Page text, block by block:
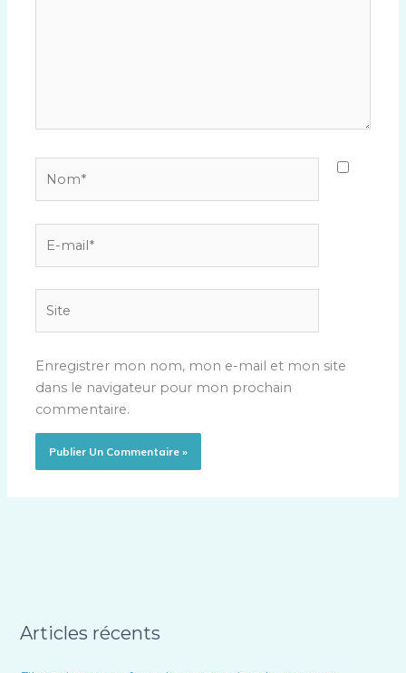
mail*
Enregistrer mon nom, mon e-mail et mon site
dans le navigateur pour mon prochain
commentaire.
Articles récents